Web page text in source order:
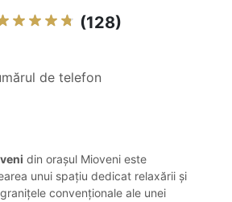
(128)
de telefon
din orașul Mioveni este
unui spațiu dedicat relaxării și
convenționale ale unei